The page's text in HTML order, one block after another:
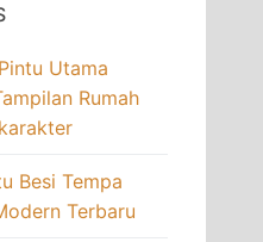
Utama
Rumah
Besi Tempa
Terbaru